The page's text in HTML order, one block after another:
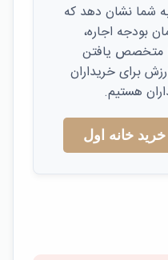
شما نشان دهد که
بودجه اجاره،
متخصص یافتن
برای خریداران
هستیم.
خانه اول